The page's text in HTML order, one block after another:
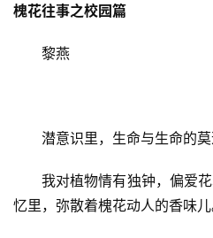
槐花往事之校园篇
黎燕
潜意识里，生命与生命的
我对植物情有独钟，偏爱
忆里，弥散着槐花动人的香味儿